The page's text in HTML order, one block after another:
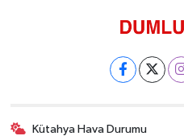
Kütahya Hava Durumu